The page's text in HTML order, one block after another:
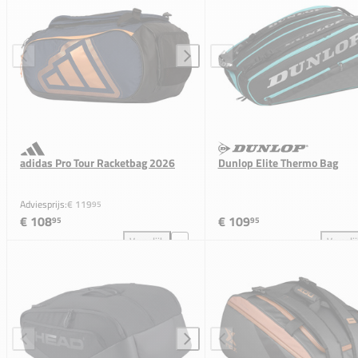
adidas Pro Tour Racketbag 2026
Adviesprijs:€ 11995
€ 10895
Vergelijk
Dunlop Elite Thermo Bag
€ 10995